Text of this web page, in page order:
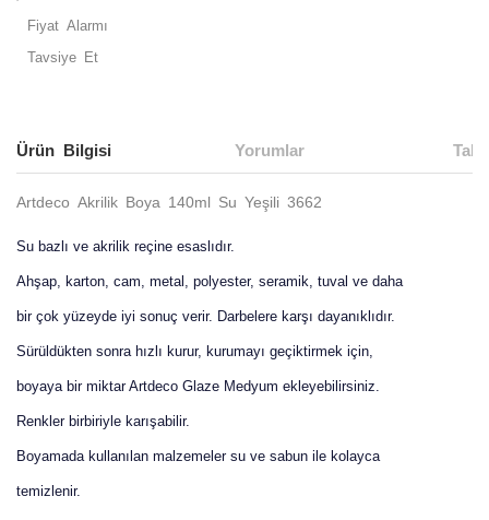
Fiyat Alarmı
Tavsiye Et
Ürün Bilgisi Yorumlar
Artdeco Akrilik Boya 140ml Su Yeşili 3662
Su bazlı ve akrilik reçine esaslıdır.
Ahşap, karton, cam, metal, polyester, seramik, tuval ve daha
bir çok yüzeyde iyi sonuç verir. Darbelere karşı dayanıklıdır.
Sürüldükten sonra hızlı kurur, kurumayı geçiktirmek için,
boyaya bir miktar Artdeco Glaze Medyum ekleyebilirsiniz.
Renkler birbiriyle karışabilir.
Boyamada kullanılan malzemeler su ve sabun ile kolayca
temizlenir.